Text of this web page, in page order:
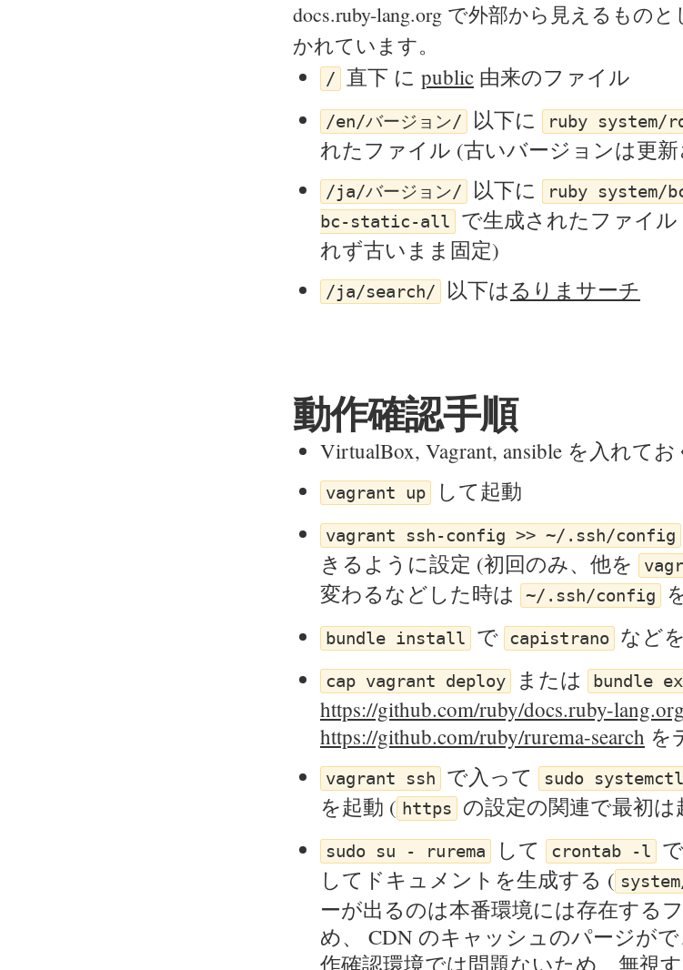
docs.ruby-lang.org で外部から見えるもの
かれています。
/ 直下 に public 由来のファイル
/en/バージョン/ 以下に ruby
れたファイル (古いバージョンは更
/ja/バージョン/ 以下に
ruby system/
bc-static-all
で生成されたファイ
れず古いまま固定)
/ja/search/ 以下はるりまサーチ
動作確認手順
VirtualBox, Vagrant, ansible を入れてお
vagrant up して起動
vagrant ssh-config >> ~/.ssh/config
きるように設定 (初回のみ、他を
変わるなどした時は
~/.ssh/config
bundle install で capistrano など
cap vagrant deploy または bundle
https://github.com/ruby/docs.ruby-lang.org
https://github.com/ruby/rurema-search を
vagrant ssh で入って sudo
を起動 ( https の設定の関連で最初
sudo su - rurema して crontab -l
してドキュメントを生成する (
ーが出るのは本番環境には存在する
め、 CDN のキャッシュのパージが
作確認環境では問題ないため、無視